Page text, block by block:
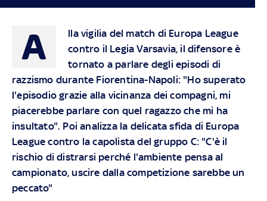
A
lla vigilia del match di Europa League
contro il Legia Varsavia, il difensore è
tornato a parlare degli episodi di
razzismo durante Fiorentina-Napoli: "Ho superato
l'episodio grazie alla vicinanza dei compagni, mi
piacerebbe parlare con quel ragazzo che mi ha
insultato". Poi analizza la delicata sfida di Europa
League contro la capolista del gruppo C: "C'è il
rischio di distrarsi perché l'ambiente pensa al
campionato, uscire dalla competizione sarebbe un
peccato"